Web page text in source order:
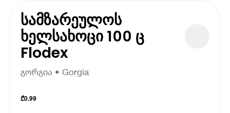
სამზარეულოს
ხელსახოცი 100 ც
Flodex
გორგია • Gorgia
₾0.99